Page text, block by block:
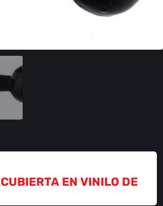
EN VINILO DE